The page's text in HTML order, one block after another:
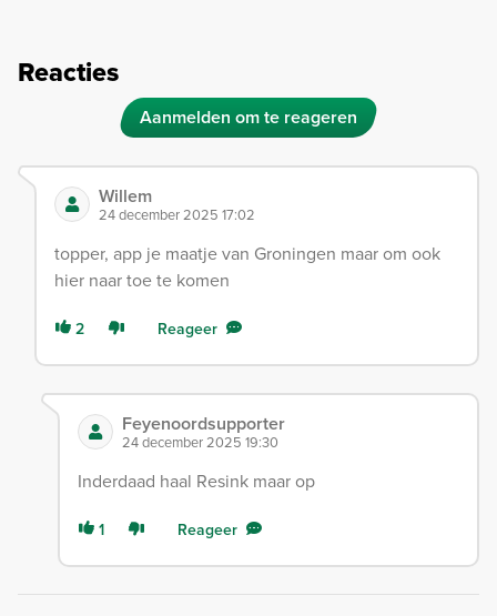
Reacties
Aanmelden om te reageren
Willem
24 december 2025 17:02
topper, app je maatje van Groningen maar om ook
hier naar toe te komen
2 Reageer
Feyenoordsupporter
24 december 2025 19:30
Inderdaad haal Resink maar op
1 Reageer